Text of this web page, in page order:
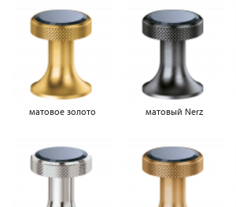
матовое золото матовый Nerz